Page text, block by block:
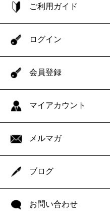
ご利用ガイド
ログイン
会員登録
マイアカウント
メルマガ
ブログ
お問い合わせ